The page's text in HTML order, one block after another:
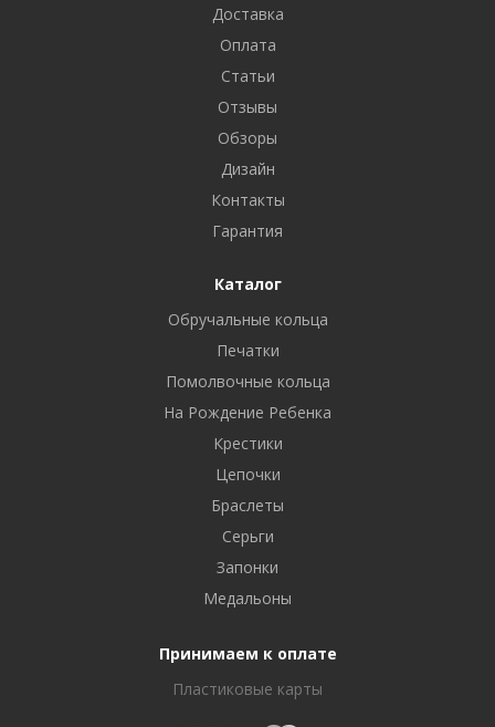
Доставка
Оплата
Статьи
Отзывы
Обзоры
Дизайн
Контакты
Гарантия
Каталог
Обручальные кольца
Печатки
Помолвочные кольца
На Рождение Ребенка
Крестики
Цепочки
Браслеты
Серьги
Запонки
Медальоны
Принимаем к оплате
Пластиковые карты